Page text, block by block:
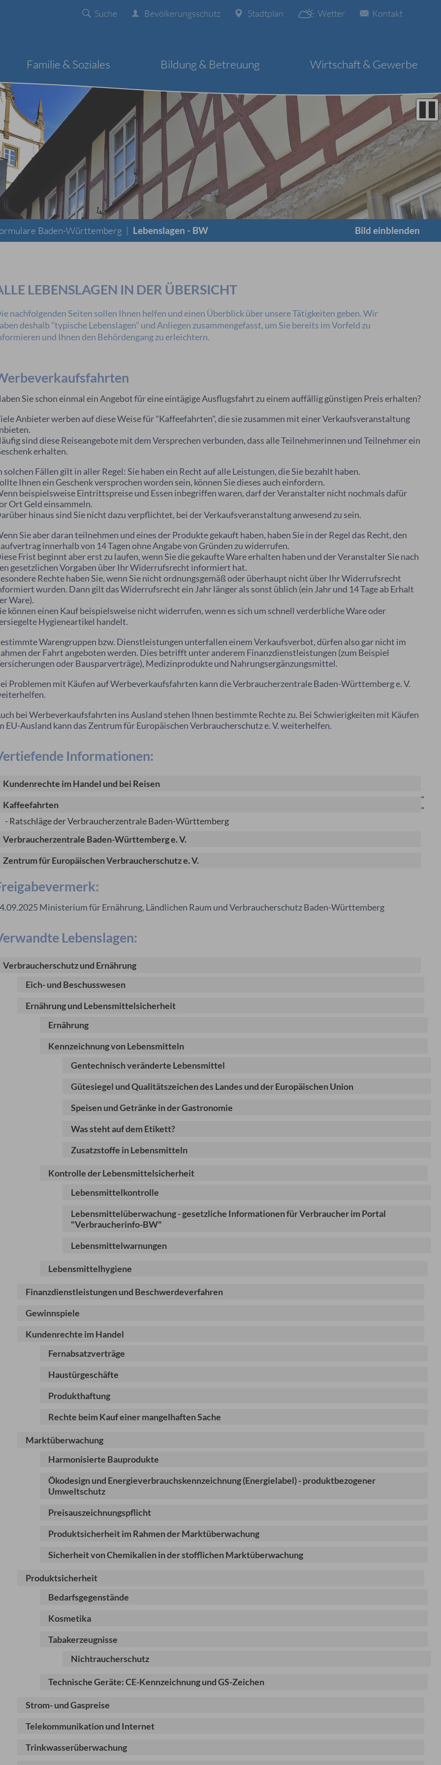
Kontakt
Wetter
Stadtplan
Bevölkerungsschutz
Suche
Familie & Soziales Bildung & Betreuung Wirtschaft & Gewerbe
Baden-Württemberg | Lebenslagen - BW Bild einblenden
LEBENSLAGEN IN DER ÜBERSICHT
nachfolgenden Seiten sollen Ihnen helfen und einen Überblick über unsere Tätigkeiten geben. Wir
deshalb "typische Lebenslagen" und Anliegen zusammengefasst, um Sie bereits im Vorfeld zu
und Ihnen den Behördengang zu erleichtern.
Sie schon einmal ein Angebot für eine eintägige Ausflugsfahrt zu einem auffällig günstigen Preis erhalten?
Anbieter werben auf diese Weise für "Kaffeefahrten", die sie zusammen mit einer Verkaufsveranstaltung
sind diese Reiseangebote mit dem Versprechen verbunden, dass alle Teilnehmerinnen und Teilnehmer ein
erhalten.
solchen Fällen gilt in aller Regel: Sie haben ein Recht auf alle Leistungen, die Sie bezahlt haben.
Ihnen ein Geschenk versprochen worden sein, können Sie dieses auch einfordern.
beispielsweise Eintrittspreise und Essen inbegriffen waren, darf der Veranstalter nicht nochmals dafür
Ort Geld einsammeln.
hinaus sind Sie nicht dazu verpflichtet, bei der Verkaufsveranstaltung anwesend zu sein.
Sie aber daran teilnehmen und eines der Produkte gekauft haben, haben Sie in der Regel das Recht, den
innerhalb von 14 Tagen ohne Angabe von Gründen zu widerrufen.
Frist beginnt aber erst zu laufen, wenn Sie die gekaufte Ware erhalten haben und der Veranstalter Sie nach
gesetzlichen Vorgaben über Ihr Widerrufsrecht informiert hat.
Rechte haben Sie, wenn Sie nicht ordnungsgemäß oder überhaupt nicht über Ihr Widerrufsrecht
wurden. Dann gilt das Widerrufsrecht ein Jahr länger als sonst üblich (ein Jahr und 14 Tage ab Erhalt
Ware).
können einen Kauf beispielsweise nicht widerrufen, wenn es sich um schnell verderbliche Ware oder
Hygieneartikel handelt.
Warengruppen bzw. Dienstleistungen unterfallen einem Verkaufsverbot, dürfen also gar nicht im
der Fahrt angeboten werden. Dies betrifft unter anderem Finanzdienstleistungen (zum Beispiel
oder Bausparverträge), Medizinprodukte und Nahrungsergänzungsmittel.
Problemen mit Käufen auf Werbeverkaufsfahrten kann die Verbraucherzentrale Baden-Württemberg e. V.
bei Werbeverkaufsfahrten ins Ausland stehen Ihnen bestimmte Rechte zu. Bei Schwierigkeiten mit Käufen
EU-Ausland kann das Zentrum für Europäischen Verbraucherschutz e. V. weiterhelfen.
Informationen:
Kundenrechte im Handel und bei Reisen
"
Kaffeefahrten
"
- Ratschläge der Verbraucherzentrale Baden-Württemberg
Verbraucherzentrale Baden-Württemberg e. V.
Zentrum für Europäischen Verbraucherschutz e. V.
Ministerium für Ernährung, Ländlichen Raum und Verbraucherschutz Baden-Württemberg
Lebenslagen:
Verbraucherschutz und Ernährung
Eich- und Beschusswesen
Ernährung und Lebensmittelsicherheit
Ernährung
Kennzeichnung von Lebensmitteln
Gentechnisch veränderte Lebensmittel
Gütesiegel und Qualitätszeichen des Landes und der Europäischen Union
Speisen und Getränke in der Gastronomie
Was steht auf dem Etikett?
Zusatzstoffe in Lebensmitteln
Kontrolle der Lebensmittelsicherheit
Lebensmittelkontrolle
Lebensmittelüberwachung - gesetzliche Informationen für Verbraucher im Portal
"Verbraucherinfo-BW"
Lebensmittelwarnungen
Lebensmittelhygiene
Finanzdienstleistungen und Beschwerdeverfahren
Gewinnspiele
Kundenrechte im Handel
Fernabsatzverträge
Haustürgeschäfte
Produkthaftung
Rechte beim Kauf einer mangelhaften Sache
Marktüberwachung
Harmonisierte Bauprodukte
Ökodesign und Energieverbrauchskennzeichnung (Energielabel) - produktbezogener
Umweltschutz
Preisauszeichnungspflicht
Produktsicherheit im Rahmen der Marktüberwachung
Sicherheit von Chemikalien in der stofflichen Marktüberwachung
Produktsicherheit
Bedarfsgegenstände
Kosmetika
Tabakerzeugnisse
Nichtraucherschutz
Technische Geräte: CE-Kennzeichnung und GS-Zeichen
Strom- und Gaspreise
Telekommunikation und Internet
Trinkwasserüberwachung